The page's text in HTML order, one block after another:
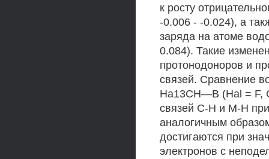
к росту
-0.006 - -0.024), а
заряда на атоме
0.084). Такие
протонодоноров и
связей. Сравнение
На13СН—В (Hal = F,
связей С-Н и М-Н при
аналогичным
достигаются при
электронов с